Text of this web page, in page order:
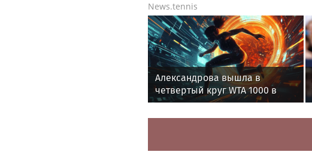
News.tennis
Александрова вышла в
четвертый круг WTA 1000 в
Торонто